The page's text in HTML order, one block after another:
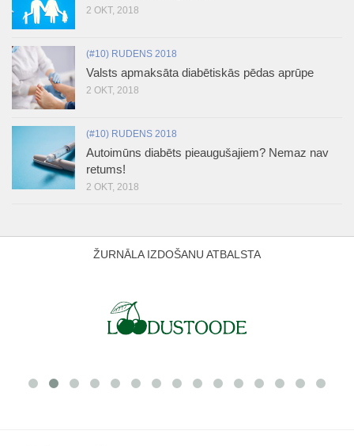
2 OKT, 2018
(#10) RUDENS 2018
Valsts apmaksāta diabētiskās pēdas aprūpe
2 OKT, 2018
(#10) RUDENS 2018
Autoimūns diabēts pieaugušajiem? Nemaz nav
retums!
2 OKT, 2018
ŽURNĀLA IZDOŠANU ATBALSTA